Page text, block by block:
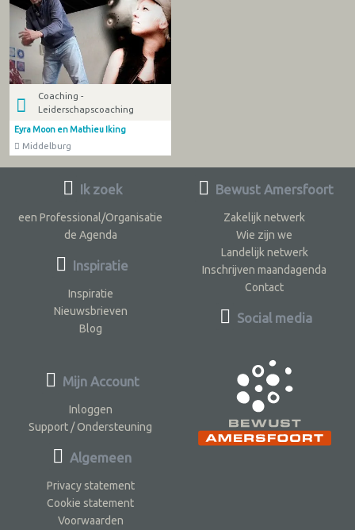
Coaching -
Leiderschapscoaching
Eyra Moon en Mathieu Iking
Middelburg
Ik zoek
een Professional/Organisatie
de Agenda
Inspiratie
Inspiratie
Nieuwsbrieven
Blog
Bewust Amersfoort
Zakelijk netwerk
Wie zijn we
Landelijk netwerk
Inschrijven maandagenda
Contact
Social media
Mijn Account
Inloggen
Support / Ondersteuning
Algemeen
Privacy statement
Cookie statement
Voorwaarden